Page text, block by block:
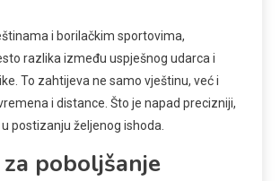
i borilačkim sportovima,
razlika između uspješnog udarca i
To zahtijeva ne samo vještinu, već i
i distance. Što je napad precizniji,
postizanju željenog ishoda.
poboljšanje